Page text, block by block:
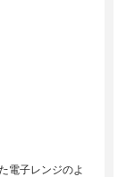
電子レンジのよ